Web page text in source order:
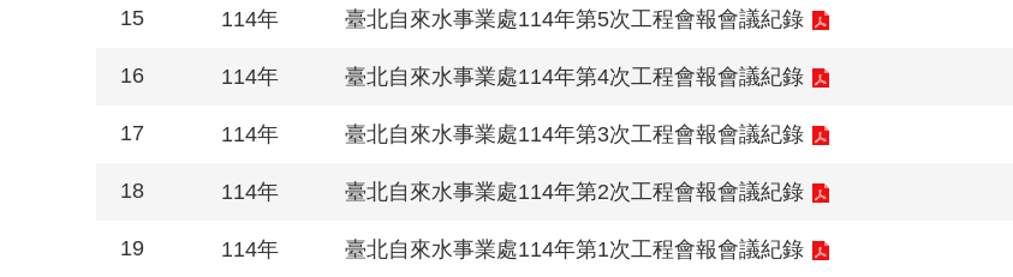
15 114年 臺北自來水事業處114年第5次工程會報會議紀錄
16 114年 臺北自來水事業處114年第4次工程會報會議紀錄
17 114年 臺北自來水事業處114年第3次工程會報會議紀錄
18 114年 臺北自來水事業處114年第2次工程會報會議紀錄
19 114年 臺北自來水事業處114年第1次工程會報會議紀錄